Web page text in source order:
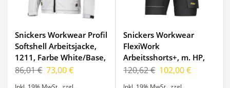
Snickers Workwear Profil
Softshell Arbeitsjacke,
1211, Farbe White/Base,
Größe XL Regular
86,01 € 73,00 €
Snickers Workwear
FlexiWork
Arbeitsshorts+, m. HP,
6904, Farbe Black, Größe
120,62 € 102,00 €